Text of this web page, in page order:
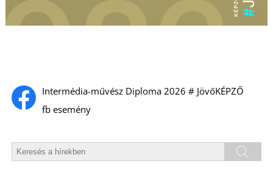
Intermédia-művész Diploma 2026 # JövőKÉPZŐ
fb esemény